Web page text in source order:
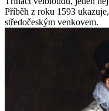
Příběh z roku 1593
středočeským venkovem.